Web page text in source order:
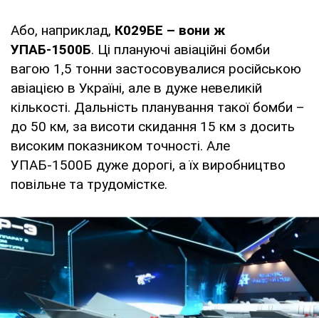
Або, наприклад, К029БЕ – вони ж
УПАБ-1500Б. Ці плануючі авіаційні бомби
вагою 1,5 тонни застосовувалися російською
авіацією в Україні, але в дуже невеликій
кількості. Дальність планування такої бомби –
до 50 км, за висоти скидання 15 км з досить
високим показником точності. Але
УПАБ-1500Б дуже дорогі, а їх виробництво
повільне та трудомістке.